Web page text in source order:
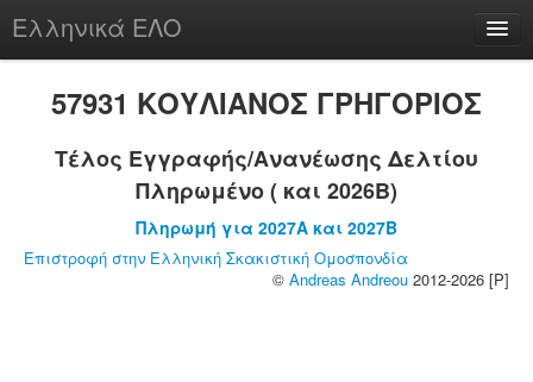
Ελληνικά ΕΛΟ
chesstu.be @ discord
57931 ΚΟΥΛΙΑΝΟΣ ΓΡΗΓΟΡΙΟΣ
Τέλος Εγγραφής/Ανανέωσης Δελτίου
Πληρωμένο ( και 2026B)
Πληρωμή για 2027A και 2027B
Επιστροφή στην Ελληνική Σκακιστική Ομοσπονδία
© Andreas Andreou 2012-2026 [P]